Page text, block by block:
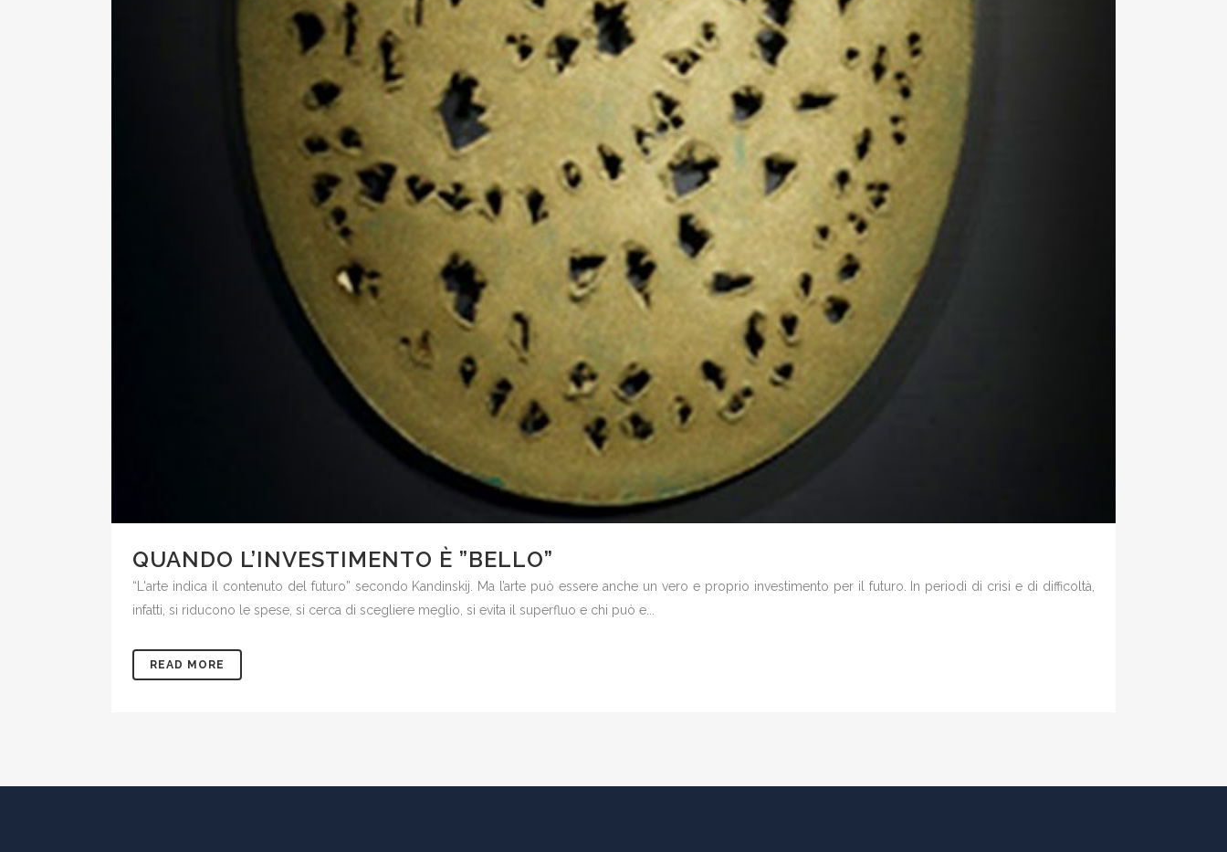
QUANDO L’INVESTIMENTO È ”BELLO”
“L'arte indica il contenuto del futuro” secondo Kandinskij. Ma l’arte può essere anche un vero e proprio investimento per il futuro. In periodi di crisi e di difficoltà,
infatti, si riducono le spese, si cerca di scegliere meglio, si evita il superfluo e chi può e...
READ MORE